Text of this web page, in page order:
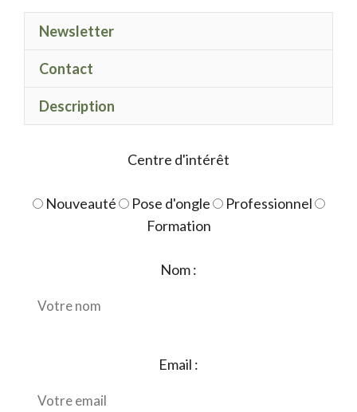
Pastel
Newsletter
Contact
Description
Centre d'intérêt
Nouveauté Pose d'ongle
Professionnel
Formation
Nom :
Email :